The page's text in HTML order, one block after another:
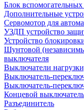
Блок вспомогательных
Дополнительные
Сервомотор для
УЗДП устройство
Устройство
Шунтовой
выключателя
Выключатели
Выключатель-
Выключатель-
Концевой
Разъединитель